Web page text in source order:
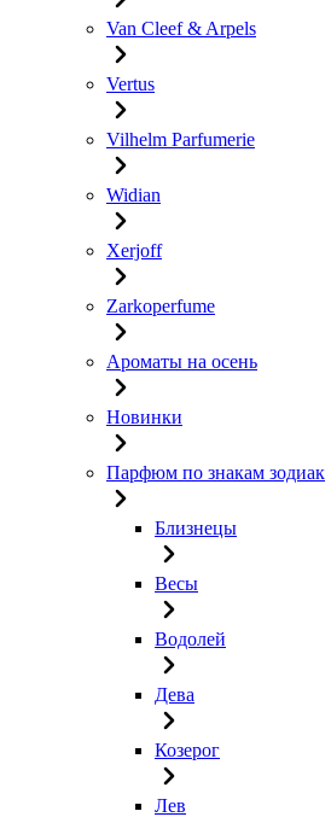
Van Cleef & Arpels
Vertus
Vilhelm Parfumerie
Widian
Xerjoff
Zarkoperfume
Ароматы на осень
Новинки
Парфюм по знакам зодиак
Близнецы
Весы
Водолей
Дева
Козерог
Лев